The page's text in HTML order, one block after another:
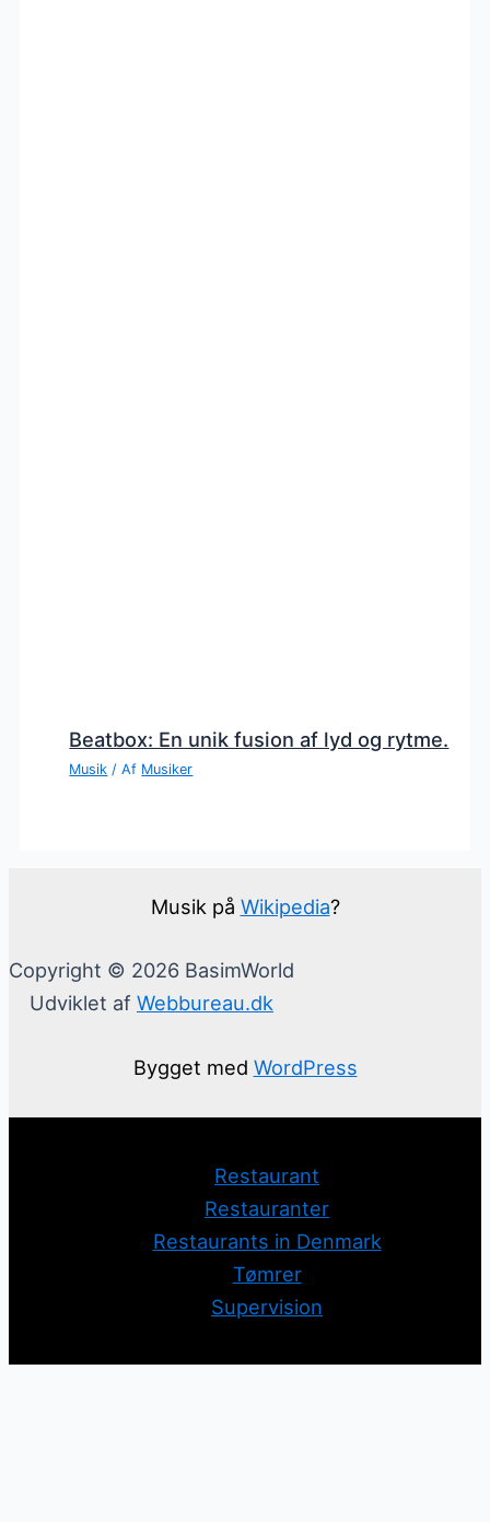
Beatbox: En unik fusion af lyd og rytme.
Musik / Af Musiker
Musik på Wikipedia?
Copyright © 2026 BasimWorld
Udviklet af Webbureau.dk
Bygget med WordPress
Restaurant
Restauranter
Restaurants in Denmark
Tømrer
Supervision